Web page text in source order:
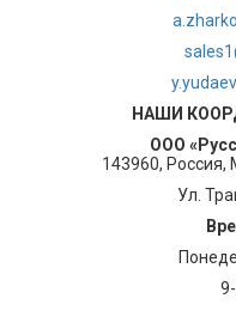
НАШИ
ООО
143960, Россия,
Ул.